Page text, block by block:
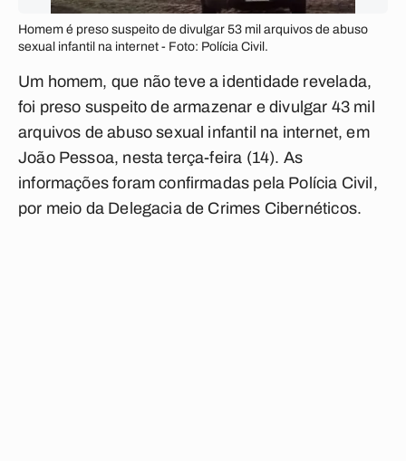
Homem é preso suspeito de divulgar 53 mil arquivos de abuso
sexual infantil na internet - Foto: Polícia Civil.
Um homem, que não teve a identidade revelada,
foi preso suspeito de armazenar e divulgar 43 mil
arquivos de abuso sexual infantil na internet, em
João Pessoa, nesta terça-feira (14). As
informações foram confirmadas pela Polícia Civil,
por meio da Delegacia de Crimes Cibernéticos.